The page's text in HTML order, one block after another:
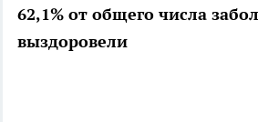
62,1% от общего числа
выздоровели